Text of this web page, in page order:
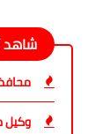
شاهد
وكيل